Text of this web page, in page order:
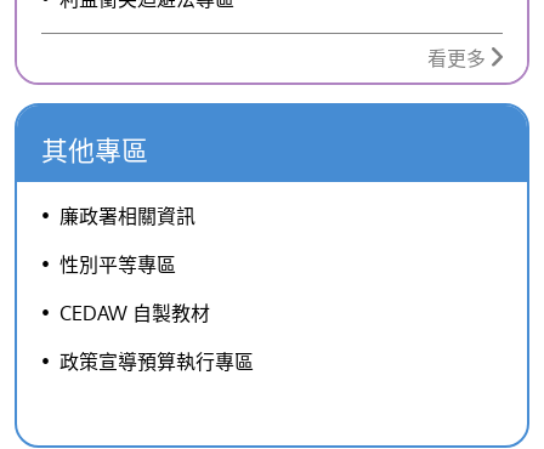
看更多
其他專區
廉政署相關資訊
性別平等專區
CEDAW 自製教材
政策宣導預算執行專區